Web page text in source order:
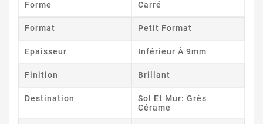
Forme Carré
Format Petit Format
Epaisseur Inférieur À 9mm
Finition Brillant
Destination
Sol Et Mur: Grès
Cérame